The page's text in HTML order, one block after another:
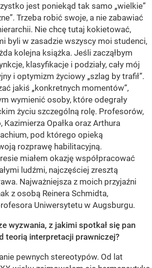
jest poniekąd tak samo „wielkie”
Trzeba robić swoje, a nie zabawiać
Nie chcę tutaj kokietować,
byli w zasadzie wszyscy moi studenci,
kolejna książka. Jeśli zacząłbym
klasyfikacje i podziały, cały mój
i optymizm życiowy „szlag by trafił”.
jakiś „konkretnych momentów”,
wymienić osoby, które odegrały
życiu szczególną rolę. Profesorów,
Kazimierza Opałka oraz Arthura
pod którego opieką
rozprawę habilitacyjną.
miałem okazję współpracować
ludźmi, najczęściej zresztą
Najważniejsza z moich przyjaźni
z osobą Reinera Schmidta,
Uniwersytetu w Augsburgu.
wyzwania, z jakimi spotkał się pan
teorią interpretacji prawniczej?
pewnych stereotypów. Od lat